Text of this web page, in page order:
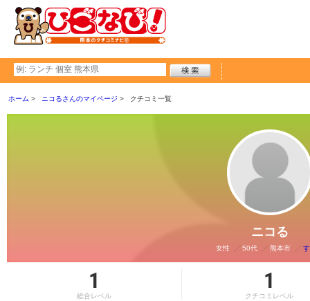
ホーム ニコるさんのマイページ クチコミ一覧
ニコる
女性 50代 熊本市
1
総合レベル
1
クチコミレベル